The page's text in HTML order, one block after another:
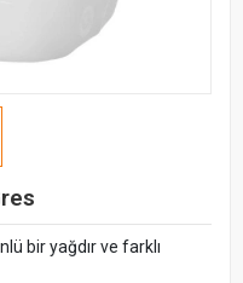
bir yağdır ve farklı